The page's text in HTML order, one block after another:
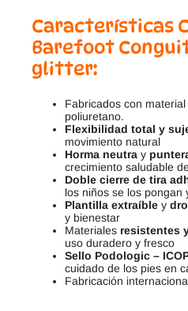
Características
Barefoot
glitter:
Fabricados con
poliuretano.
Flexibilidad total y
movimiento natural
Horma neutra y
crecimiento saludable
Doble cierre de tira
los niños se los pongan
Plantilla extraíble y
y bienestar
Materiales resistentes
uso duradero y fresco
Sello Podologic –
cuidado de los pies en
Fabricación